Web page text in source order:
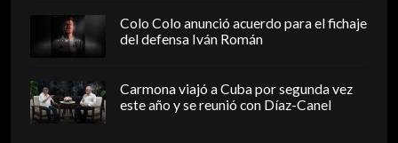
Colo Colo anunció acuerdo para el fichaje
del defensa Iván Román
Carmona viajó a Cuba por segunda vez
este año y se reunió con Díaz-Canel